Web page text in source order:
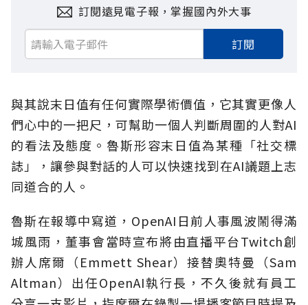
訂閱遠見電子報，掌握國內外大事
訂閱
與其說末日值有任何實際學術價值，它其實更像人
們心中的一把尺，可幫助一個人判斷周圍的人對AI
的看法及態度。魯斯形容末日值為某種「社交標
誌」，讓參與對話的人可以快速找到在AI議題上志
同道合的人。
魯斯在報導中寫道，OpenAI日前人事風波鬧得滿
城風雨，董事會當時宣布將由直播平台Twitch創
辦人席爾（Emmett Shear）接替奧特曼（Sam
Altman）出任OpenAI執行長，不久後就有員工